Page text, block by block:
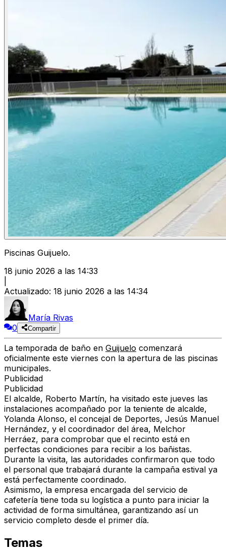
Piscinas Guijuelo.
18 junio 2026 a las 14:33
Actualizado: 18 junio 2026 a las 14:34
María Rivas
0
Compartir
La temporada de baño en Guijuelo comenzará
oficialmente este viernes con la apertura de las piscinas
municipales.
Publicidad
Publicidad
El alcalde, Roberto Martín, ha visitado este jueves las
instalaciones acompañado por la teniente de alcalde,
Yolanda Alonso, el concejal de Deportes, Jesús Manuel
Hernández, y el coordinador del área, Melchor
Herráez, para comprobar que el recinto está en
perfectas condiciones para recibir a los bañistas.
Durante la visita, las autoridades confirmaron que todo
el personal que trabajará durante la campaña estival ya
está perfectamente coordinado.
Asimismo, la empresa encargada del servicio de
cafetería tiene toda su logística a punto para iniciar la
actividad de forma simultánea, garantizando así un
servicio completo desde el primer día.
Temas